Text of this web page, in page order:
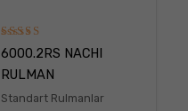
5
üzerinden
5.00
oy aldı
6000.2RS NACHI
RULMAN
Standart Rulmanlar